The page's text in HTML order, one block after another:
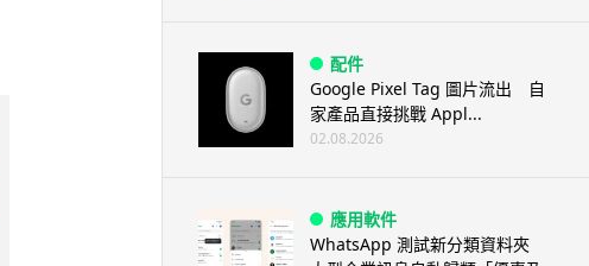
配件
Google Pixel Tag 圖片流出 自
家產品直接挑戰 Appl...
02.08.2026
應用軟件
WhatsApp 測試新分類資料夾